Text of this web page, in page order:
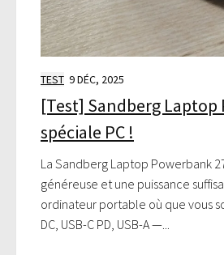
TEST 9 DÉC, 2025
[Test] Sandberg Laptop
spéciale PC !
La Sandberg Laptop Powerbank
généreuse et une puissance
ordinateur portable où que vous
DC, USB-C PD, USB-A —...